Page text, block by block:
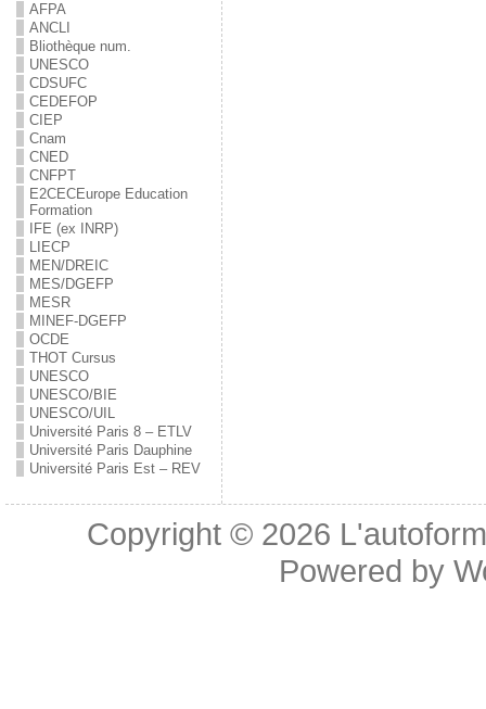
AFPA
ANCLI
Bliothèque num.
UNESCO
CDSUFC
CEDEFOP
CIEP
Cnam
CNED
CNFPT
E2CECEurope Education
Formation
IFE (ex INRP)
LIECP
MEN/DREIC
MES/DGEFP
MESR
MINEF-DGEFP
OCDE
THOT Cursus
UNESCO
UNESCO/BIE
UNESCO/UIL
Université Paris 8 – ETLV
Université Paris Dauphine
Université Paris Est – REV
Copyright © 2026
Powered by